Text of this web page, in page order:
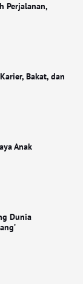
Perjalanan,
Bakat, dan
Anak
Dunia